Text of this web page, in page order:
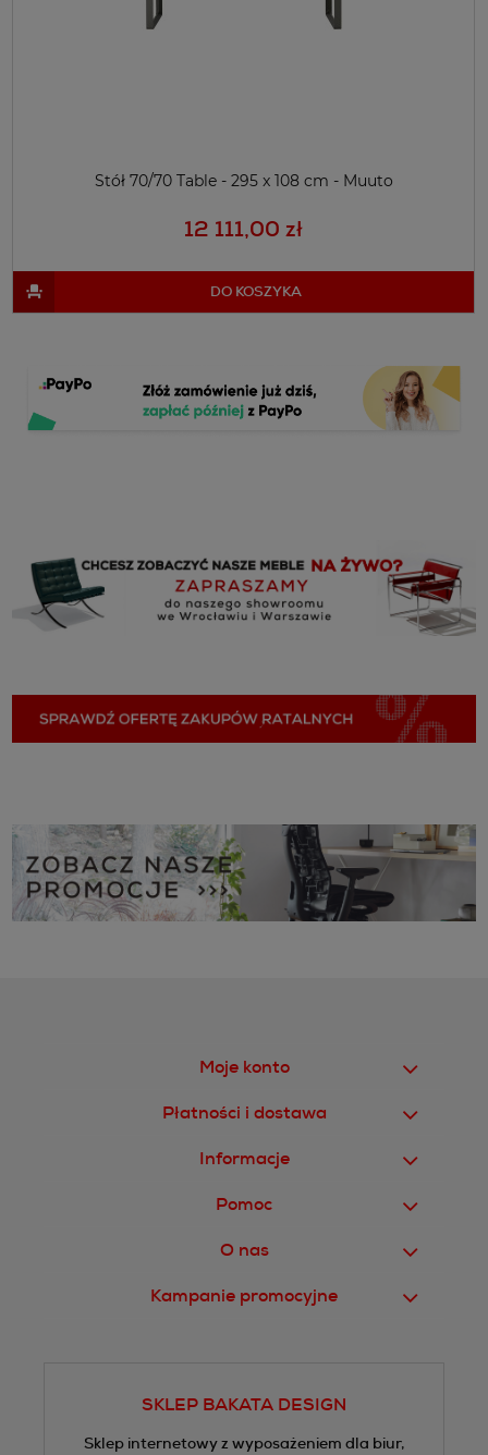
Stół 70/70 Table - 295 x 108 cm - Muuto
12 111,00 zł
DO KOSZYKA
Moje konto
Płatności i dostawa
Informacje
Pomoc
O nas
Kampanie promocyjne
SKLEP BAKATA DESIGN
Sklep internetowy z wyposażeniem dla biur,